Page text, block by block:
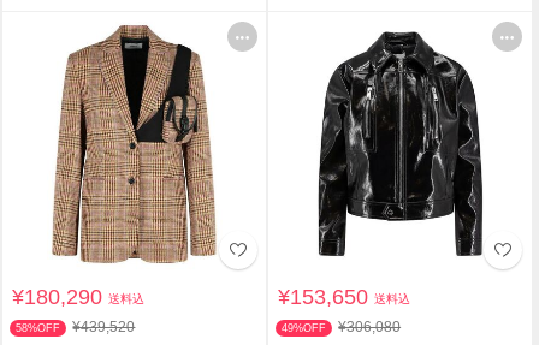
¥180,290送料込
58%OFF ¥439,520
¥153,650送料込
49%OFF ¥306,080